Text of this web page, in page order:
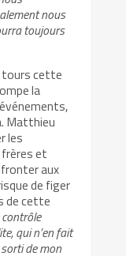
nous
toujours
tours cette
la
Matthieu
les
et
aux
de figer
de cette
qui n’en fait
de mon